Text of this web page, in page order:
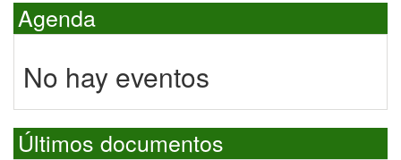
Agenda
No hay eventos
Últimos documentos